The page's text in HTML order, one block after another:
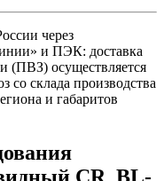
через
и ПЭК: доставка
(ПВЗ) осуществляется
со склада производства
и габаритов